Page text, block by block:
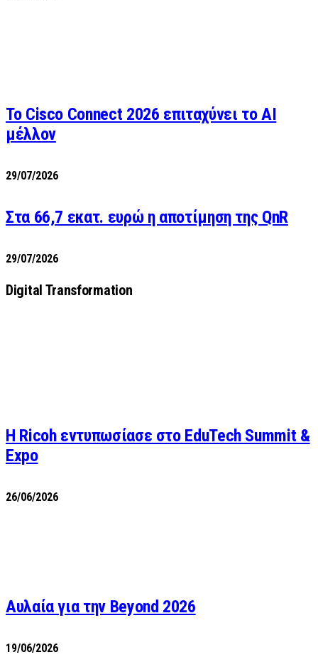
Το Cisco Connect 2026 επιταχύνει το AI
μέλλον
29/07/2026
Στα 66,7 εκατ. ευρώ η αποτίμηση της QnR
29/07/2026
Digital Transformation
Η Ricoh εντυπωσίασε στο EduTech Summit &
Expo
26/06/2026
Αυλαία για την Beyond 2026
19/06/2026